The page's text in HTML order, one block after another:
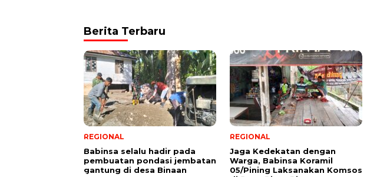
Berita Terbaru
REGIONAL
Babinsa selalu hadir pada
pembuatan pondasi jembatan
gantung di desa Binaan
REGIONAL
Jaga Kedekatan dengan
Warga, Babinsa Koramil
05/Pining Laksanakan Komsos